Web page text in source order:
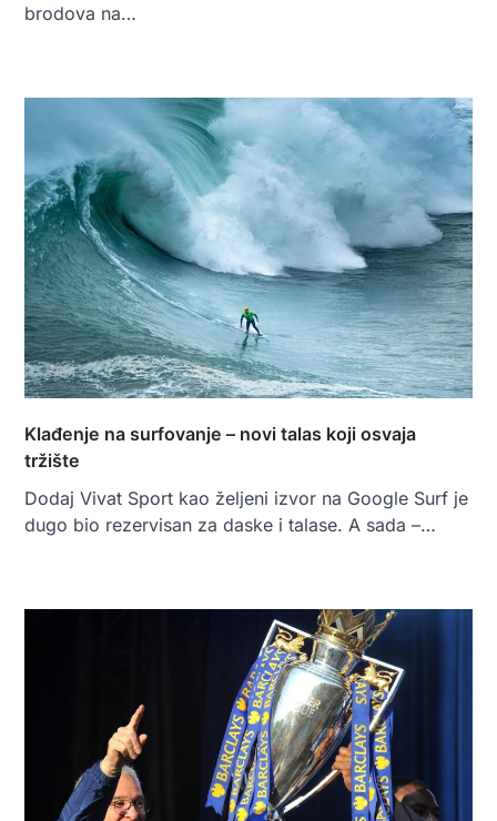
brodova na…
Klađenje na surfovanje – novi talas koji osvaja
tržište
Dodaj Vivat Sport kao željeni izvor na Google Surf je
dugo bio rezervisan za daske i talase. A sada –…